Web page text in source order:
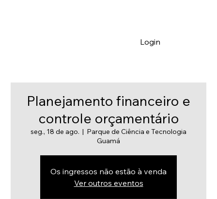
Login
Planejamento financeiro e
controle orçamentário
seg., 18 de ago.
  |
Parque de Ciência e Tecnologia
Guamá
Os ingressos não estão à venda
Ver outros eventos